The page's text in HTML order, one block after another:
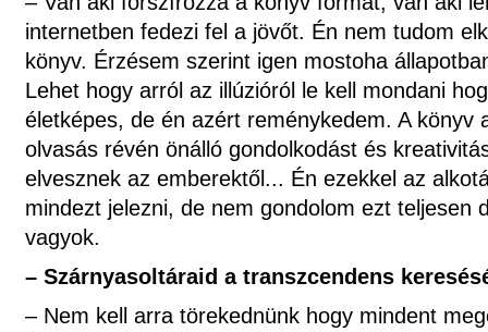
internetben fedezi fel a jövőt. Én nem tudom
könyv. Érzésem szerint igen mostoha
Lehet hogy arról az illúzióról le kell mondani
életképes, de én azért reménykedem. A könyv
olvasás révén önálló gondolkodást és
elvesznek az emberektől... Én ezekkel az
mindezt jelezni, de nem gondolom ezt teljesen
vagyok.
– Szárnyasoltáraid a transzcendens
– Nem kell arra törekednünk hogy mindent